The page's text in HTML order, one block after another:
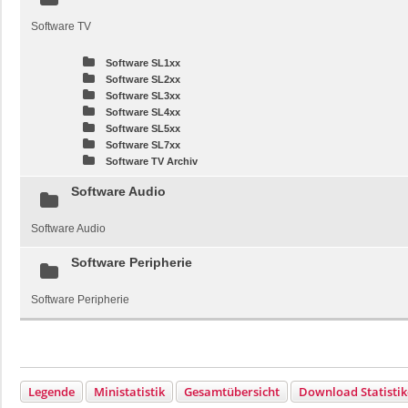
Software TV
Software SL1xx
Software SL2xx
Software SL3xx
Software SL4xx
Software SL5xx
Software SL7xx
Software TV Archiv
Software Audio
Software Audio
Software Peripherie
Software Peripherie
Legende Ministatistik Gesamtübersicht Download